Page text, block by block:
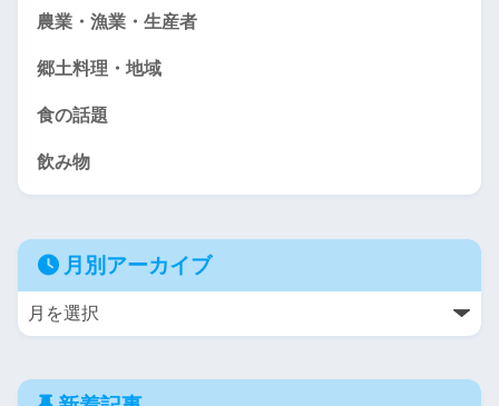
農業・漁業・生産者
郷土料理・地域
食の話題
飲み物
月別アーカイブ